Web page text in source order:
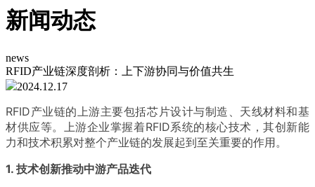
新闻动态
news
RFID产业链深度剖析：上下游协同与价值共生
2024.12.17
RFID产业链的上游主要包括芯片设计与制造、天线材料和基
材供应等。上游企业掌握着RFID系统的核心技术，其创新能
力和技术积累对整个产业链的发展起到至关重要的作用。
1. 技术创新推动中游产品迭代